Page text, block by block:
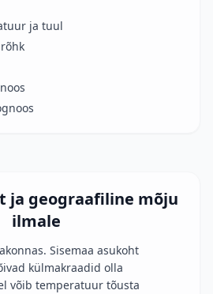
ja tuul
ja geograafiline mõju
ilmale
Sisemaa asukoht
külmakraadid olla
võib temperatuur tõusta